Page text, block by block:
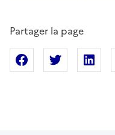
Partager la page
Partager surPartager